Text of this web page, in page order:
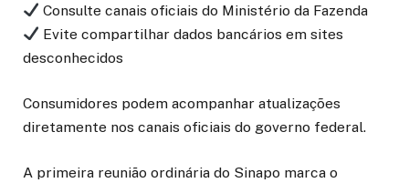
Consulte canais oficiais do Ministério da Fazenda
Evite compartilhar dados bancários em sites
desconhecidos
Consumidores podem acompanhar atualizações
diretamente nos canais oficiais do governo federal.
A primeira reunião ordinária do Sinapo marca o